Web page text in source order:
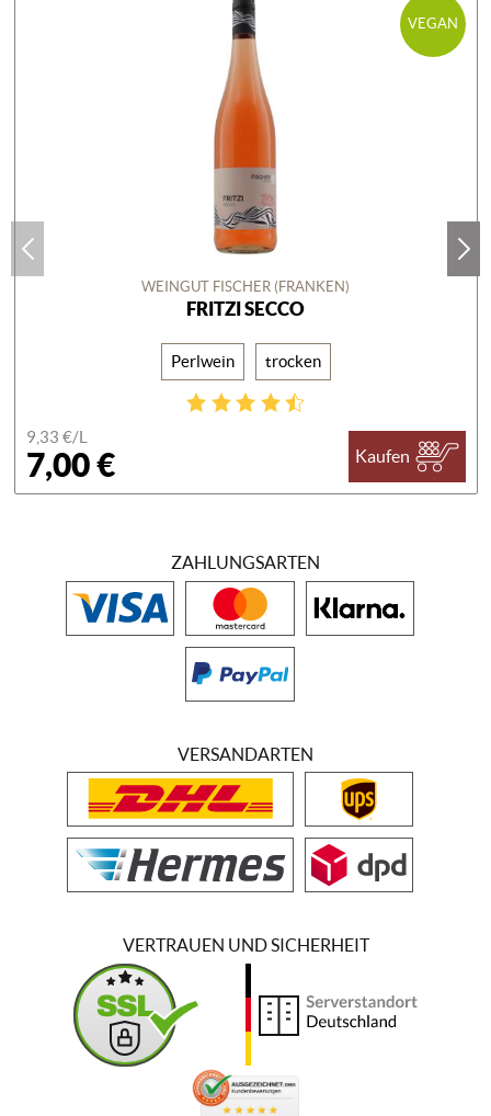
VEGAN
WEINGUT FISCHER (FRANKEN)
FRITZI SECCO
Perlwein trocken
9,33 €/L
7,00 € Kaufen
ZAHLUNGSARTEN
VERSANDARTEN
VERTRAUEN UND SICHERHEIT